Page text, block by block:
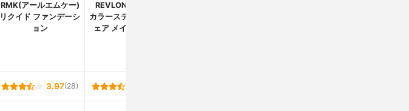
RMK(アールエムケー)
リクイド ファンデーシ
ョン
REVLON(レブロン)
カラーステイ ロングウ
ェア メイクアップ D
3.97(28)